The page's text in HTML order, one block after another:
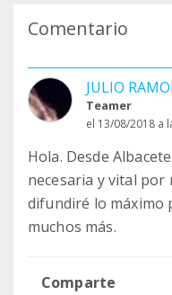
Comentario
JULIO
Teamer
el 13/08/2018 a
Hola. Desde
necesaria y vital por
difundiré lo máximo
muchos más.
Comparte